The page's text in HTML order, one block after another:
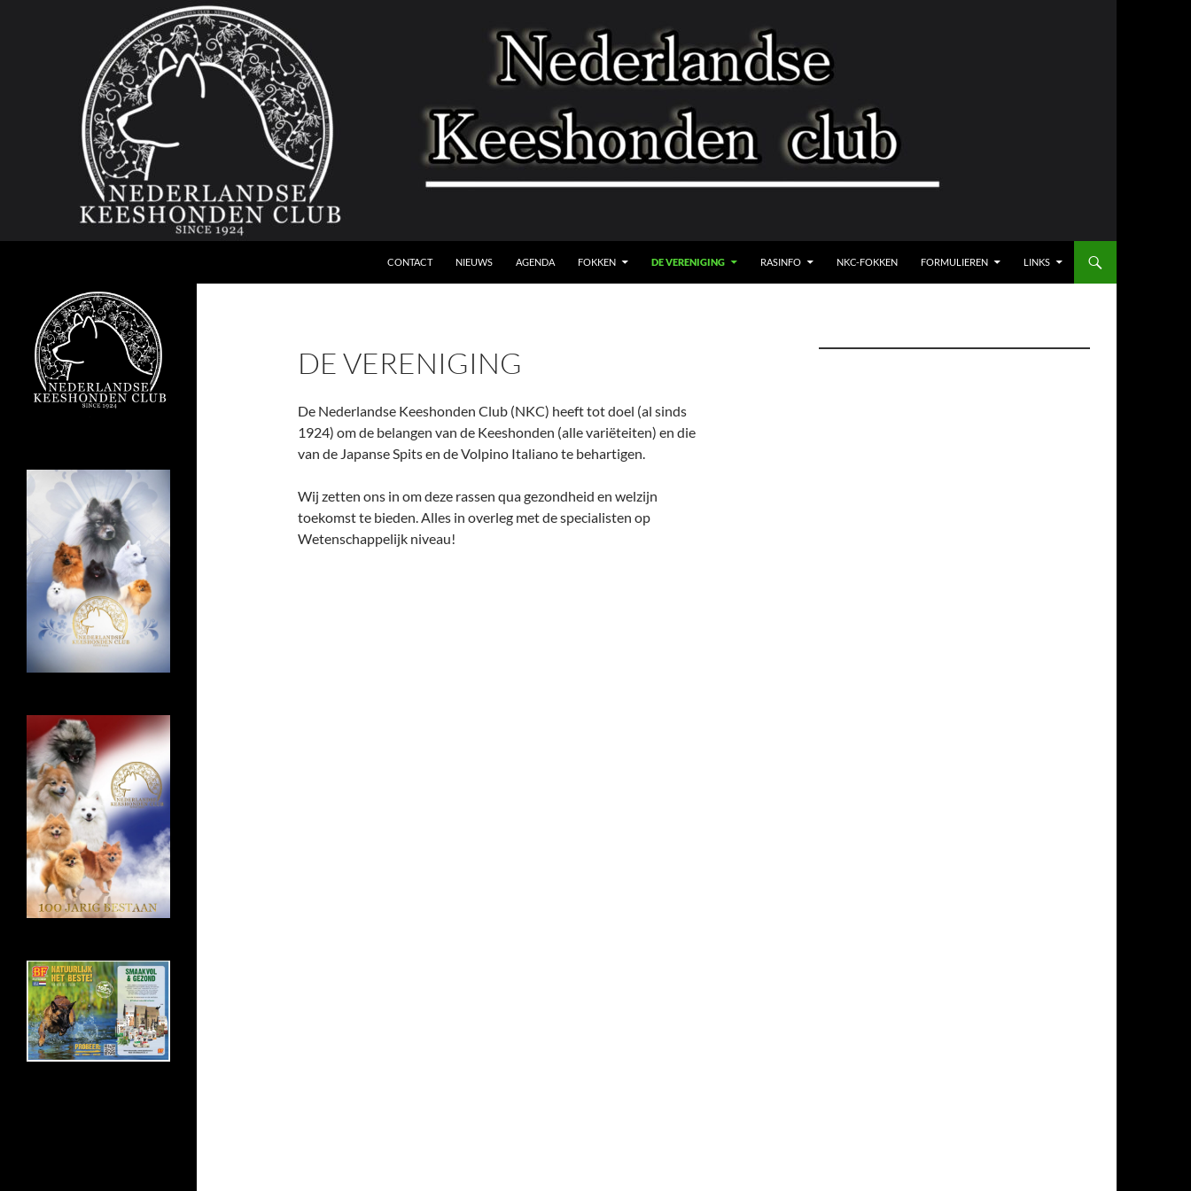
CONTACT
NIEUWS AGENDA FOKKEN DE VERENIGING RASINFO NKC-FOKKEN FORMULIEREN LINKS
DE VERENIGING
De Nederlandse Keeshonden Club (NKC) heeft tot doel (al sinds
1924) om de belangen van de Keeshonden (alle variëteiten) en die
van de Japanse Spits en de Volpino Italiano te behartigen.
Wij zetten ons in om deze rassen qua gezondheid en welzijn
toekomst te bieden. Alles in overleg met de specialisten op
Wetenschappelijk niveau!